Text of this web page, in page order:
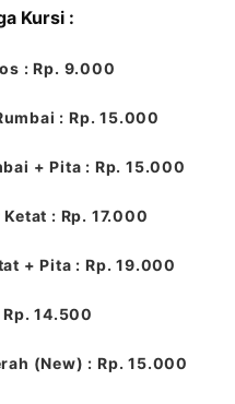
Kursi :
: Rp. 9.000
: Rp. 15.000
+ Pita : Rp. 15.000
: Rp. 17.000
+ Pita : Rp. 19.000
14.500
(New) : Rp. 15.000